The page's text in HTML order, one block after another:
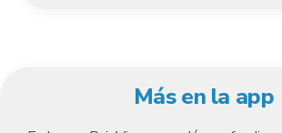
Más en la app